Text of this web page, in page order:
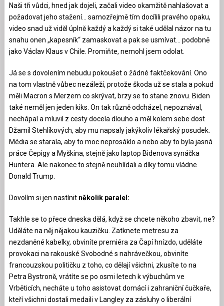
Naši tři vůdci, hned jak dojeli, začali video okamžitě nahlašovat a
požadovat jeho stažení… samozřejmě tím docílili pravého opaku,
video snad už viděl úplně každý a každý si také udělal názor na tu
snahu onen „kapesník“ zamaskovat a pak se usmívat… podobně
jako Václav Klaus v Chile. Promiňte, nemohl jsem odolat.
Já se s dovolením nebudu pokoušet o žádné faktčekování. Ono
na tom vlastně vůbec nezáleží, protože škoda už se stala a pokud
měli Macron s Merzem co skrývat, brzy se to stane znovu. Biden
také neměl jen jeden kiks. On tak různě odcházel, nepoznával,
nechápal a mluvil z cesty docela dlouho a měl kolem sebe dost
Džamil Stehlíkových, aby mu napsaly jakýkoliv lékařský posudek.
Média se starala, aby to moc neprosáklo a nebo aby to byla jasná
práce Čepigy a Myškina, stejně jako laptop Bidenova synáčka
Huntera. Ale nakonec to stejně neuhlídali a díky tomu vládne
Donald Trump.
Dovolím si jen nastínitněkolik paralel:
Takhle se to přece dneska dělá, když se chcete někoho zbavit, ne?
Uděláte na něj nějakou kauzičku. Zatknete metresu za
nezdaněné kabelky, obviníte premiéra za Čapí hnízdo, uděláte
provokaci na rakouské Svobodné s nahrávečkou, obviníte
francouzskou političku z toho, co dělají všichni, zkusíte to na
Petra Bystroně, vrátíte se po osmi letech k výbuchům ve
Vrběticích, necháte u toho asistovat domácí i zahraniční čučkaře,
kteří všichni dostali medaili v Langley za zásluhy o liberální